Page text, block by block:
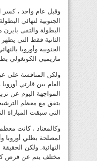
وقبل عام واحد ، كسر
الجنوبية لنهائي
البطولة والتقى
الثانية فقط التي
الجنوبية وأوروبا
مازيمبي الكونغولي
ولكن المنافسة على
العام بين قارتي
المواجهة اليوم عن
يتفق مع معظم
التي سبقت المباراة
وكالمعتاد ، كانت
لمصلحة بطلي أوروبا
النهائية. ولكن
مختلف ينم عن فرص كل